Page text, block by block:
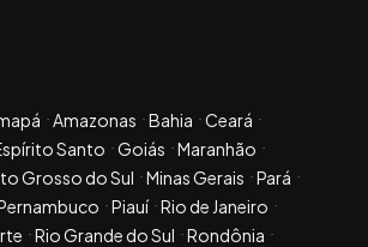
Amazonas Bahia
Ceará
Santo Goiás
Maranhão
Grosso do Sul Minas Gerais
Pará
Piauí Rio de Janeiro
Rio Grande do Sul
Rondônia